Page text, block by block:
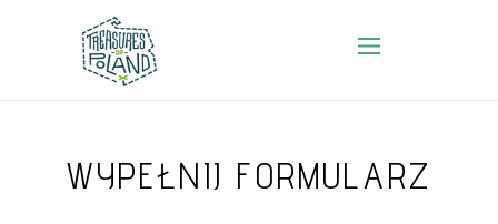
WYPEŁNIJ FORMULARZ